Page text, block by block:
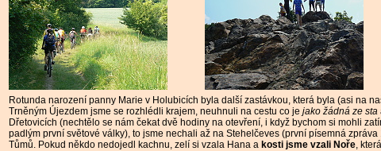
Rotunda narození panny Marie v Holubicích byla další zastávkou, která byla (asi na
Trněným Újezdem jsme se rozhlédli krajem, neuhnuli na cestu co je jako žádná ze sta
Dřetovicích (nechtělo se nám čekat dvě hodiny na otevření, i když bychom si mohli
padlým první světové války), to jsme nechali až na Stehelčeves (první písemná
Tůmů. Pokud někdo nedojedl kachnu, zelí si vzala Hana a kosti jsme vzali Noře,